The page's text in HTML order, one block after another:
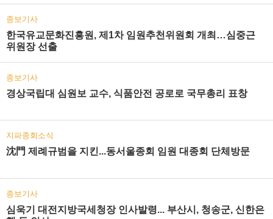
종보기사
한국유교문화진흥원, 제1차 임원추천위원회 개최…심중근
위원장 선출
종보기사
경상국립대 심원보 교수, 식품안전 공로로 국무총리 표창
지파종회소식
沈門 제례규범을 지킨...동서울종회 임원 대종회 단체방문
종보기사
심욱기 대전지방국세청장 인사발령... 부산시, 청송군, 신한은